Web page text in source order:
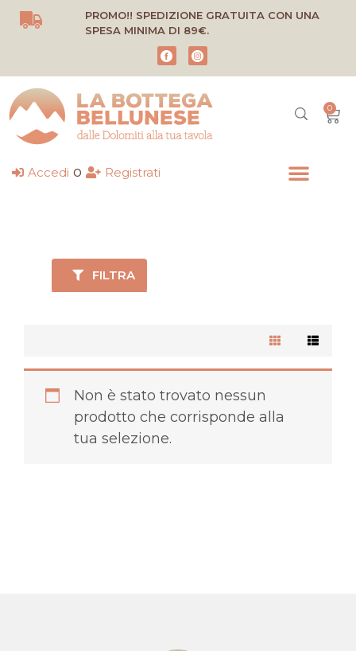
Vai
PROMO!! SPEDIZIONE GRATUITA CON UNA
SPESA MINIMA DI 89€.
0
Accedi o Registrati
FILTRA
Non è stato trovato nessun
prodotto che corrisponde alla
tua selezione.